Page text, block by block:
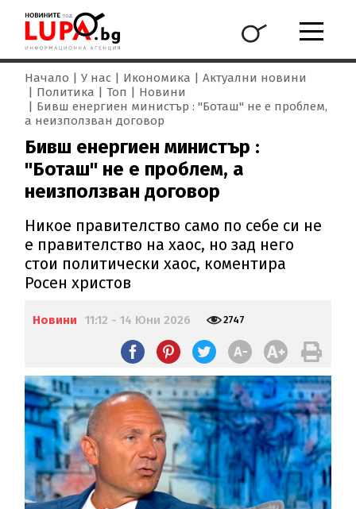
Начало У нас Икономика
Актуални новини
Политика
Топ
Новини
Бивш енергиен министър : "Боташ" не е проблем,
а неизползван договор
Бивш енергиен министър :
"Боташ" не е проблем, а
неизползван договор
Никое правителство само по себе си не
е правителство на хаос, но зад него
стои политически хаос, коментира
Росен христов
Новини 11:12 - 14 Юни 2026 2747